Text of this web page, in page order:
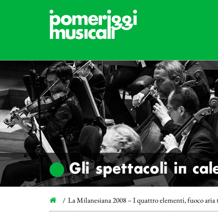
Gli spettacoli in
La Milanesiana 2008 – I quattro elementi, fuoco aria